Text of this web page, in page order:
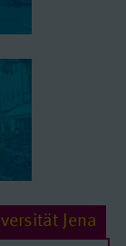
Jena